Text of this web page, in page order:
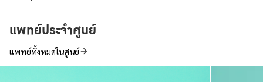
แพทย์ประจำศูนย์
แพทย์ทั้งหมดในศูนย์